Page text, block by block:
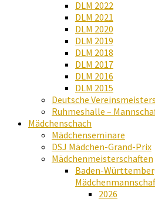
DLM 2022
DLM 2021
DLM 2020
DLM 2019
DLM 2018
DLM 2017
DLM 2016
DLM 2015
Deutsche
Ruhmeshalle –
Mädchenschach
Mädchenseminare
DSJ Mädchen-Grand-Prix
Mädchenmeisterschaften
Baden-
2026